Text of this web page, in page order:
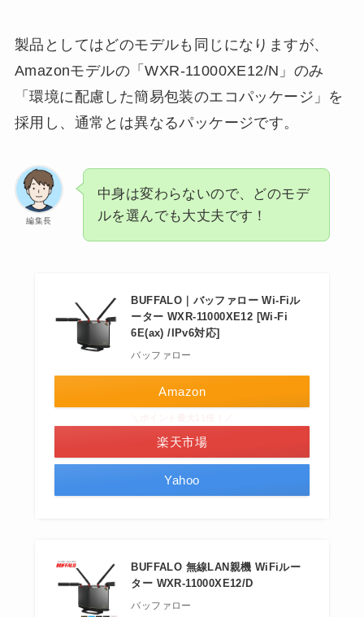
製品としてはどのモデルも同じになりますが、
Amazonモデルの「WXR-11000XE12/N」のみ
「環境に配慮した簡易包装のエコパッケージ」を
採用し、通常とは異なるパッケージです。
編集長
中身は変わらないので、どのモデ
ルを選んでも大丈夫です！
BUFFALO｜バッファロー Wi-Fiル
ーター WXR-11000XE12 [Wi-Fi
6E(ax) /IPv6対応]
バッファロー
Amazon
楽天市場
Yahoo
BUFFALO 無線LAN親機 WiFiルー
ター WXR-11000XE12/D
バッファロー